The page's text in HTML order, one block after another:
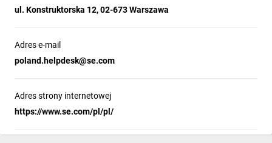
ul. Konstruktorska 12, 02-673 Warszawa
Adres e-mail
poland.helpdesk@se.com
Adres strony internetowej
https://www.se.com/pl/pl/